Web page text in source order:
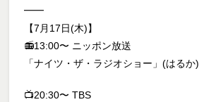
━━
【7月17日(木)】
📻13:00〜 ニッポン放送
「ナイツ・ザ・ラジオショー」(はるか)
📺20:30〜 TBS